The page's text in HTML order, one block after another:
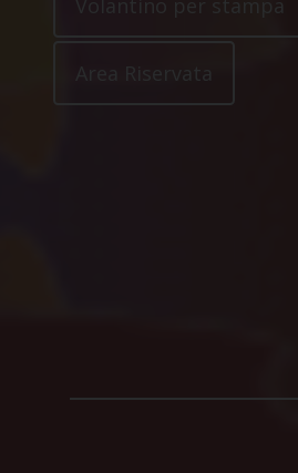
Volantino per stampa
Area Riservata